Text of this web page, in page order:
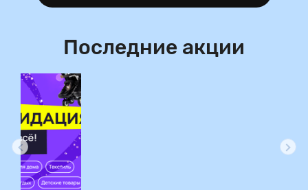
Последние акции